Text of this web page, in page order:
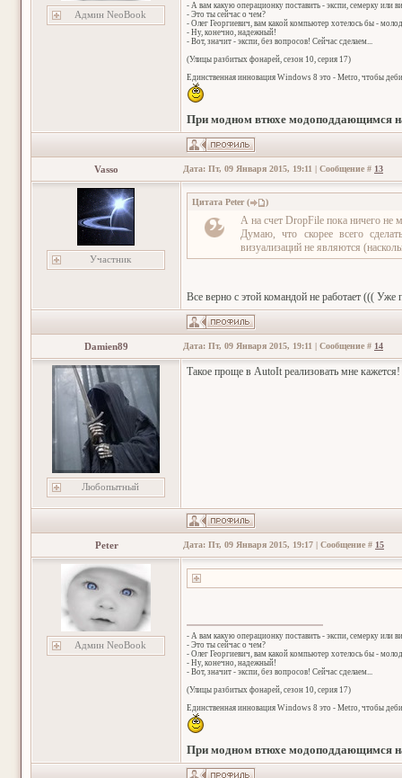
Админ NeoBook
- А вам какую операционку поставить - экспи, семерку или
- Это ты сейчас о чем?
- Олег Георгиевич, вам какой компьютер хотелось бы -
- Ну, конечно, надежный!
- Вот, значит - экспи, без вопросов! Сейчас сделаем...
(Улицы разбитых фонарей, сезон 10, серия 17)
Единственная инновация Windows 8 это - Metro, чтобы
При модном втюхе модоподдающимся
Vasso Дата: Пт, 09 Января 2015, 19:11 | Сообщение # 13
Участник
Цитата Peter( )
А на счет DropFile пока ничего не
Думаю, что скорее всего
визуализаций не являются
Все верно с этой командой не работает ((( Уже
Damien89 Дата: Пт, 09 Января 2015, 19:11 | Сообщение # 14
Любопытный
Такое проще в AutoIt реализовать мне кажется!
Peter Дата: Пт, 09 Января 2015, 19:17 | Сообщение # 15
Админ NeoBook
- А вам какую операционку поставить - экспи, семерку или
- Это ты сейчас о чем?
- Олег Георгиевич, вам какой компьютер хотелось бы -
- Ну, конечно, надежный!
- Вот, значит - экспи, без вопросов! Сейчас сделаем...
(Улицы разбитых фонарей, сезон 10, серия 17)
Единственная инновация Windows 8 это - Metro, чтобы
При модном втюхе модоподдающимся